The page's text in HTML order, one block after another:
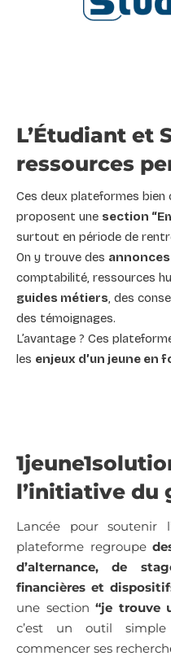
L’Étudiant et
ressources
Ces deux plateformes bien
proposent une section
surtout en période de
On y trouve des
comptabilité, ressources
guides métiers, des
des témoignages.
L’avantage ? Ces
les enjeux d’un jeune en
l’initiative du
Lancée pour soutenir
plateforme regroupe
d’alternance, de
financières et
une section“je trouve
c’est un outil
commencer ses